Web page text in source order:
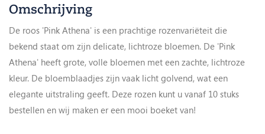
Omschrijving
De roos 'Pink Athena' is een prachtige rozenvariëteit die
bekend staat om zijn delicate, lichtroze bloemen. De 'Pink
Athena' heeft grote, volle bloemen met een zachte, lichtroze
kleur. De bloemblaadjes zijn vaak licht golvend, wat een
elegante uitstraling geeft. Deze rozen kunt u vanaf 10 stuks
bestellen en wij maken er een mooi boeket van!